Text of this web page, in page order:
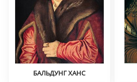
БАЛЬДУНГ ХАНС